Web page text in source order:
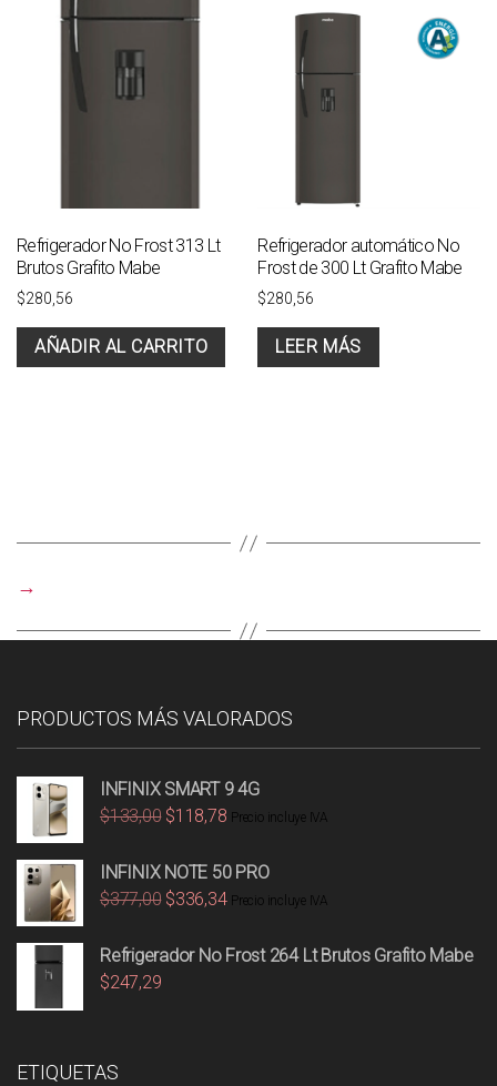
Refrigerador No Frost 313 Lt
Brutos Grafito Mabe
$280,56
AÑADIR AL CARRITO
Refrigerador automático No
Frost de 300 Lt Grafito Mabe
$280,56
LEER MÁS
→
PRODUCTOS MÁS VALORADOS
INFINIX SMART 9 4G
$133,00 $118,78 Precio incluye IVA
INFINIX NOTE 50 PRO
$377,00 $336,34 Precio incluye IVA
Refrigerador No Frost 264 Lt Brutos Grafito Mabe
$247,29
ETIQUETAS